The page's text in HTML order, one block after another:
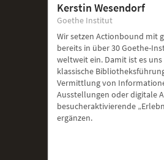
Kerstin Wesendorf
Goethe Institut
Wir setzen Actionbound mit
bereits in über 30 Goethe-
weltweit ein. Damit ist es
klassische
Vermittlung von
Ausstellungen oder digitale
besucheraktivierende
ergänzen.